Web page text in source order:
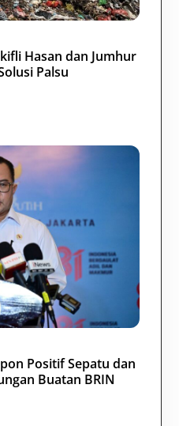
Hasan dan Jumhur
Palsu
Positif Sepatu dan
Buatan BRIN